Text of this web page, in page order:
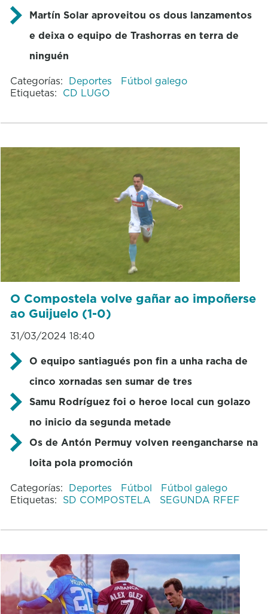
Martín Solar aproveitou os dous lanzamentos
e deixa o equipo de Trashorras en terra de
ninguén
Categorías: Deportes
Fútbol galego
Etiquetas: CD LUGO
O Compostela volve gañar ao impoñerse
ao Guijuelo (1-0)
31/03/2024 18:40
O equipo santiagués pon fin a unha racha de
cinco xornadas sen sumar de tres
Samu Rodríguez foi o heroe local cun golazo
no inicio da segunda metade
Os de Antón Permuy volven reengancharse na
loita pola promoción
Categorías: Deportes Fútbol
Fútbol galego
Etiquetas: SD COMPOSTELA SEGUNDA RFEF